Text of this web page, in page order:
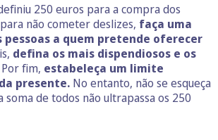
250 euros para a compra dos
não cometer deslizes, faça uma
pessoas a quem pretende oferecer
defina os mais dispendiosos e os
Por fim, estabeleça um limite
presente. No entanto, não se esqueça
soma de todos não ultrapassa os 250